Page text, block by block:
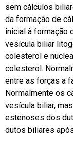
sem cálculos
da formação de
inicial à formação
vesícula biliar
colesterol e
colesterol.
entre as forças a
Normalmente os
vesícula biliar,
estenoses dos
dutos biliares